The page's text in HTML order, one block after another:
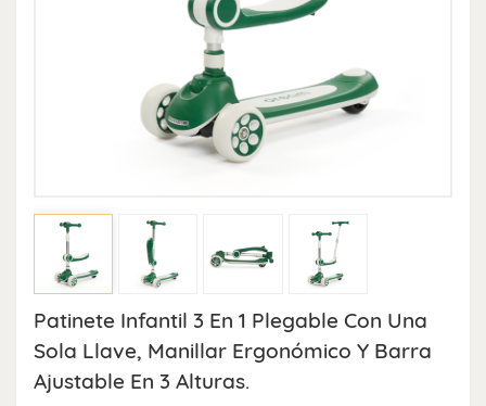
Patinete Infantil 3 En 1 Plegable Con Una
Sola Llave, Manillar Ergonómico Y Barra
Ajustable En 3 Alturas.